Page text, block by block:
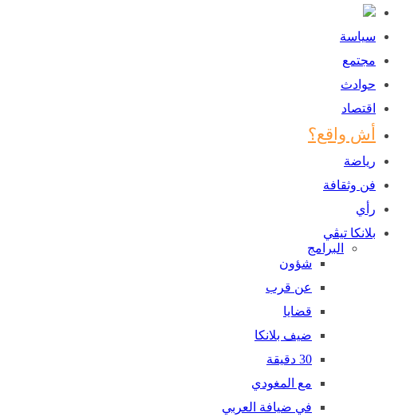
سياسة
مجتمع
حوادث
اقتصاد
أش واقع؟
رياضة
فن وثقافة
رأي
بلانكا تيڤي
البرامج
شؤون
عن قرب
قضايا
ضيف بلانكا
30 دقيقة
مع المغودي
في ضيافة العربي